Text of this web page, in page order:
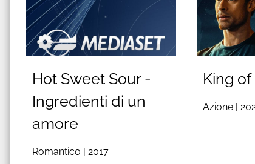
Hot Sweet Sour -
Ingredienti di un
amore
Romantico | 2017
King
Azione |